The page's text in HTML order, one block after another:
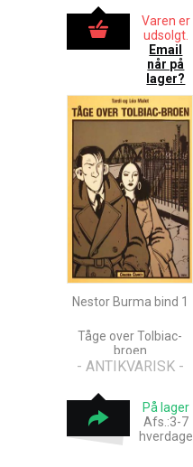
Varen er
udsolgt.
Email
når på
lager?
Nestor Burma bind 1
Tåge over Tolbiac-
broen
- ANTIKVARISK -
På lager
Afs.:3-7
hverdage